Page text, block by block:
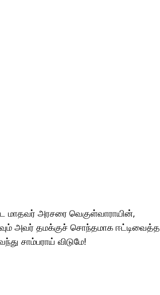
மாதவர் அரசரை வெகுள்வாராயின்,
அவர் தமக்குச் சொந்தமாக ஈட்டிவைத்த
சாம்பராய் விடுமே!